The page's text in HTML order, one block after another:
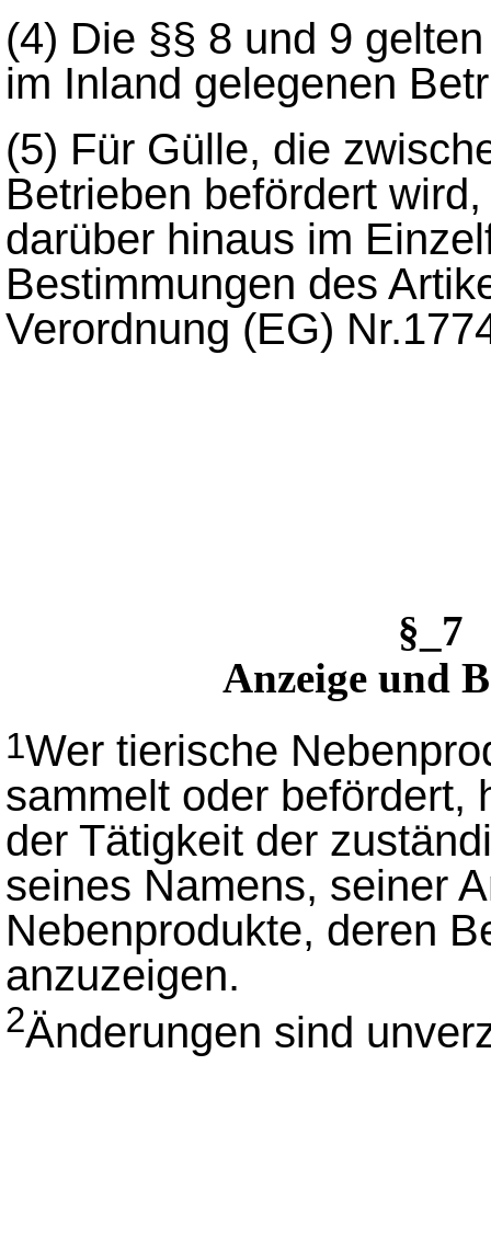
(4) Die §§ 8 und 9
im Inland gelegenen
(5) Für Gülle, die
Betrieben befördert
darüber hinaus im
Bestimmungen des
Verordnung (EG)
§_7
Anzeige und
1Wer tierische
sammelt oder befördert,
der Tätigkeit der
seines Namens, seiner
Nebenprodukte, deren
anzuzeigen.
2Änderungen sind